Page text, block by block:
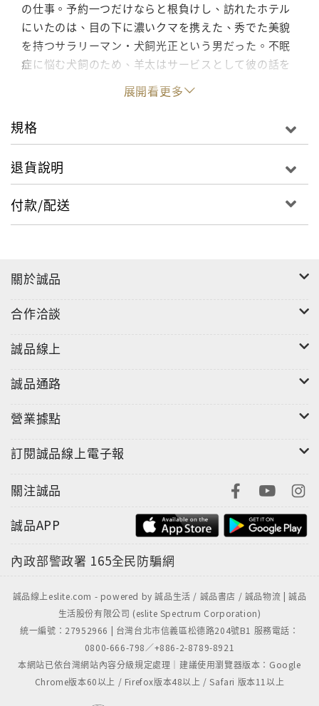
の仕事。予約一つだけならと根負けし、訪れたホテル
にいたのは、目の下に濃いクマを携えた、秀でた美貌
を持つサラリーマン・犬飼光正という男だった。不眠
症に悩む犬飼のため、羊太はサービスとして彼の話を
聞き、横になって羊毛のような自分の髪の毛を触らせ
ていると、犬飼はあっという間に眠りにつく。後日リ
ピートしようとしてくれたらしいが、一日限り、もう
会うことはないだろう。そう思っていた数日後、街中
相性の良すぎる羊太は、彼に抱きしめられるだけで興
はひょんな事から一日限りの【添い寝バイト】をす
展開看更多
規格
退貨說明
付款/配送
關於誠品
合作洽談
誠品線上
誠品通路
營業據點
訂閱誠品線上電子報
關注誠品
誠品APP
內政部警政署 165全民防騙網
誠品線上eslite.com - powered by 誠品生活 / 誠品書店 / 誠品物流 | 誠品
生活股份有限公司 (eslite Spectrum Corporation)
統一編號：27952966 | 台灣台北市信義區松德路204號B1 服務電話：
0800-666-798／+886-2-8789-8921
本網站已依台灣網站內容分級規定處理｜建議使用瀏覽器版本：Google
Chrome版本60以上 / Firefox版本48以上 / Safari 版本11以上